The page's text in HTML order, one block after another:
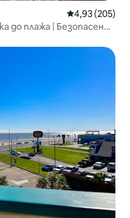
Средна
4,93 (205)
до плажа | Безопасен